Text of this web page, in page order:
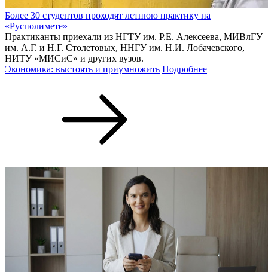
Более 30 студентов проходят летнюю практику на
«Русполимете»
Практиканты приехали из НГТУ им. Р.Е. Алексеева, МИВлГУ
им. А.Г. и Н.Г. Столетовых, ННГУ им. Н.И. Лобачевского,
НИТУ «МИСиС» и других вузов.
Экономика: выстоять и приумножить Подробнее